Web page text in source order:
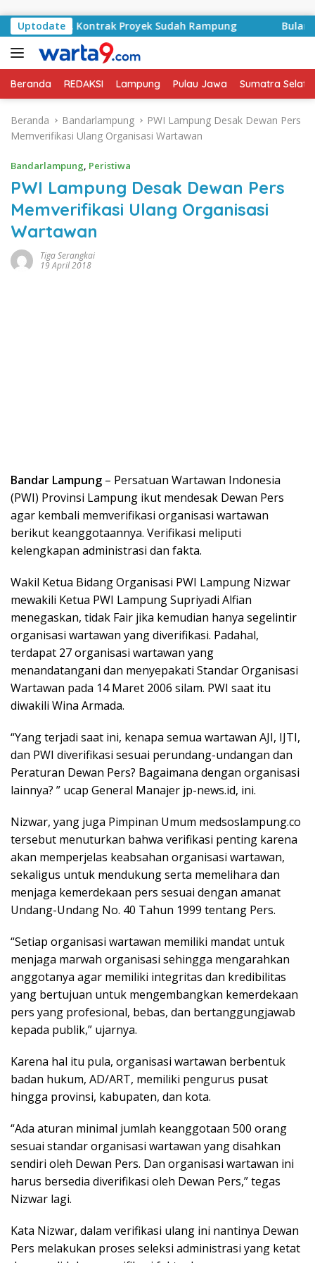
Uptodate
Basyid, Kontrak Proyek Sudah Rampung Bulan
Beranda REDAKSI Lampung Pulau Jawa Sumatra
Beranda Bandarlampung
PWI Lampung Desak Dewan Pers
Memverifikasi Ulang Organisasi Wartawan
Bandarlampung, Peristiwa
PWI Lampung Desak Dewan Pers
Memverifikasi Ulang Organisasi
Wartawan
Tiga Serangkai
19 April 2018
Bandar Lampung – Persatuan Wartawan Indonesia
(PWI) Provinsi Lampung ikut mendesak Dewan Pers
agar kembali memverifikasi organisasi wartawan
berikut keanggotaannya. Verifikasi meliputi
kelengkapan administrasi dan fakta.
Wakil Ketua Bidang Organisasi PWI Lampung Nizwar
mewakili Ketua PWI Lampung Supriyadi Alfian
menegaskan, tidak Fair jika kemudian hanya segelintir
organisasi wartawan yang diverifikasi. Padahal,
terdapat 27 organisasi wartawan yang
menandatangani dan menyepakati Standar Organisasi
Wartawan pada 14 Maret 2006 silam. PWI saat itu
diwakili Wina Armada.
“Yang terjadi saat ini, kenapa semua wartawan AJI, IJTI,
dan PWI diverifikasi sesuai perundang-undangan dan
Peraturan Dewan Pers? Bagaimana dengan organisasi
lainnya? ” ucap General Manajer jp-news.id, ini.
Nizwar, yang juga Pimpinan Umum medsoslampung.co
tersebut menuturkan bahwa verifikasi penting karena
akan memperjelas keabsahan organisasi wartawan,
sekaligus untuk mendukung serta memelihara dan
menjaga kemerdekaan pers sesuai dengan amanat
Undang-Undang No. 40 Tahun 1999 tentang Pers.
“Setiap organisasi wartawan memiliki mandat untuk
menjaga marwah organisasi sehingga mengarahkan
anggotanya agar memiliki integritas dan kredibilitas
yang bertujuan untuk mengembangkan kemerdekaan
pers yang profesional, bebas, dan bertanggungjawab
kepada publik,” ujarnya.
Karena hal itu pula, organisasi wartawan berbentuk
badan hukum, AD/ART, memiliki pengurus pusat
hingga provinsi, kabupaten, dan kota.
“Ada aturan minimal jumlah keanggotaan 500 orang
sesuai standar organisasi wartawan yang disahkan
sendiri oleh Dewan Pers. Dan organisasi wartawan ini
harus bersedia diverifikasi oleh Dewan Pers,” tegas
Nizwar lagi.
Kata Nizwar, dalam verifikasi ulang ini nantinya Dewan
Pers melakukan proses seleksi administrasi yang ketat